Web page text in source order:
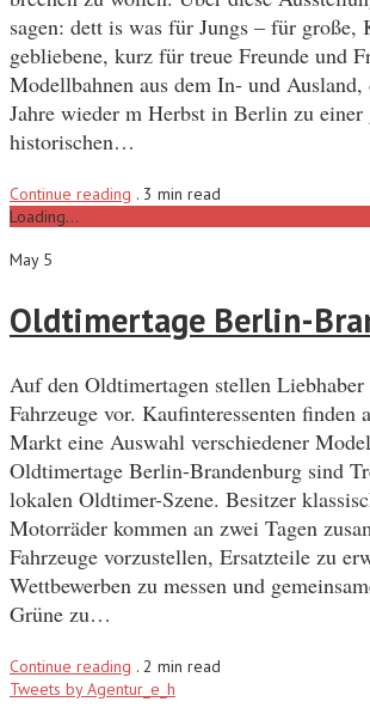
sagen: dett is was für Jungs – für
gebliebene, kurz für treue Freunde und
Modellbahnen aus dem In- und
Jahre wieder m Herbst in Berlin zu einer
historischen…
Continue reading . 3 min read
Loading...
May 5
Oldtimertage Berlin-
Auf den Oldtimertagen stellen Liebhaber
Fahrzeuge vor. Kaufinteressenten finden
Markt eine Auswahl verschiedener
Oldtimertage Berlin-Brandenburg sind
lokalen Oldtimer-Szene. Besitzer
Motorräder kommen an zwei Tagen
Fahrzeuge vorzustellen, Ersatzteile zu
Wettbewerben zu messen und
Grüne zu…
Continue reading . 2 min read
Tweets by Agentur_e_h